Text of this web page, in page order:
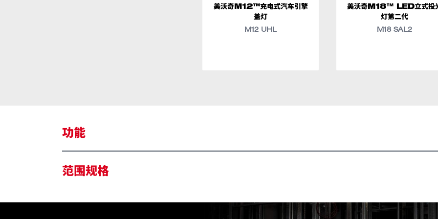
美沃奇M12™充电式汽车引擎
盖灯
M12 UHL
美沃奇M18™ LED立式投
灯第二代
M18 SAL2
功能
5秒快速安装
侧手柄便于单手携带
范围规格